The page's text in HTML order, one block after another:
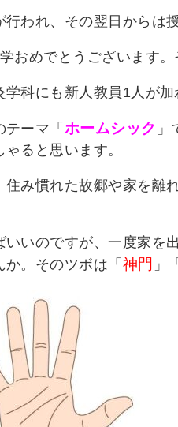
われ、その翌日からは
おめでとうございます
学科にも新人教員1人が
ーマ「 ホームシック
ると思います。
住み慣れた故郷や家を離
いいのですが、一度家を
。そのツボは「 神門 」「